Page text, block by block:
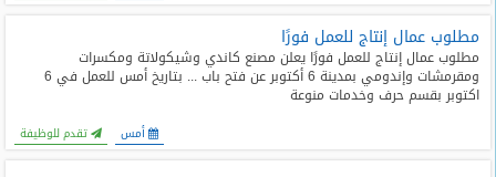
مطلوب عمال إنتاج للعمل فورًا
مطلوب عمال إنتاج للعمل فورًا يعلن مصنع كاندي وشيكولاتة ومكسرات
ومقرمشات وإندومي بمدينة 6 أكتوبر عن فتح باب ... بتاريخ أمس للعمل في 6
اكتوبر بقسم حرف وخدمات منوعة
أمس تقدم للوظيفة